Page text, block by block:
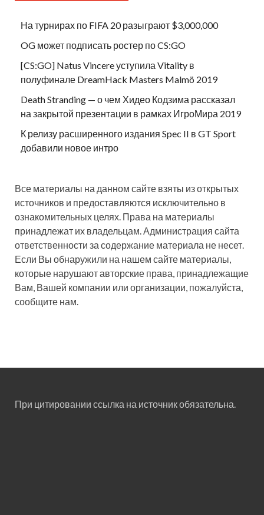
На турнирах по FIFA 20 разыграют $3,000,000
OG может подписать ростер по CS:GO
[CS:GO] Natus Vincere уступила Vitality в
полуфинале DreamHack Masters Malmö 2019
Death Stranding — о чем Хидео Кодзима рассказал
на закрытой презентации в рамках ИгроМира 2019
К релизу расширенного издания Spec II в GT Sport
добавили новое интро
Все материалы на данном сайте взяты из открытых
источников и предоставляются исключительно в
ознакомительных целях. Права на материалы
принадлежат их владельцам. Администрация сайта
ответственности за содержание материала не несет.
Если Вы обнаружили на нашем сайте материалы,
которые нарушают авторские права, принадлежащие
Вам, Вашей компании или организации, пожалуйста,
сообщите нам.
При цитировании ссылка на источник обязательна.